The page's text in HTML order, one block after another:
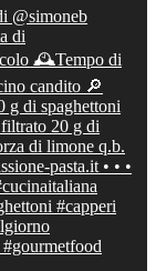
@simoneb